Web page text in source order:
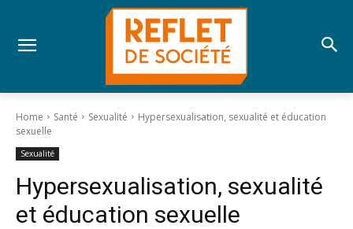
Home Santé Sexualité
Hypersexualisation, sexualité et éducation
sexuelle
Sexualité
Hypersexualisation, sexualité
et éducation sexuelle